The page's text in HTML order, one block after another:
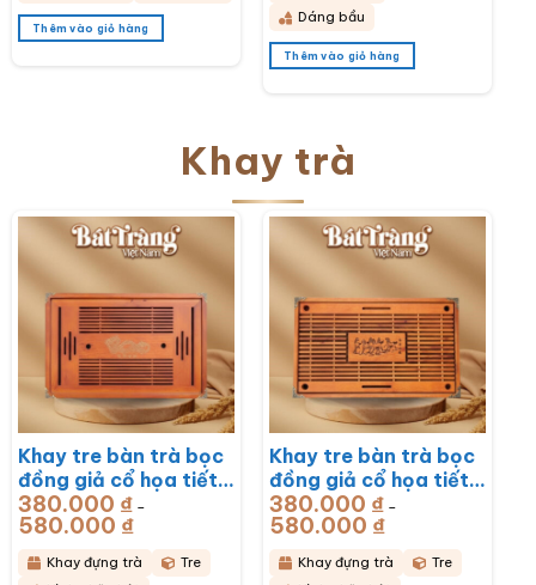
Thêm vào giỏ hàng
Dáng bầu
Thêm vào giỏ hàng
Khay trà
Khay tre bàn trà bọc
đồng giả cổ họa tiết
Rồng Phú Quý
51x33x6cm BT-
KDT17
380.000 ₫ –
580.000 ₫Khoảng
giá:
từ
380.000 ₫
đến
Khay đựng trà
Tre
Khay tre bàn trà bọc
đồng giả cổ họa tiết
Mã Đáo Thành Công
43x28x6cm BT-
KDT16
380.000 ₫ –
580.000 ₫Khoảng
giá:
từ
380.000 ₫
đến
Khay đựng trà
Tre